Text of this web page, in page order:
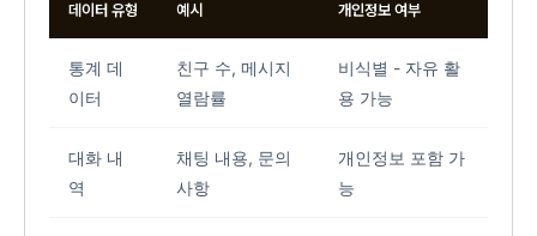
데이터 유형 예시 개인정보 여부
통계 데
이터
친구 수, 메시지
열람률
비식별 - 자유 활
용 가능
대화 내
역
채팅 내용, 문의
사항
개인정보 포함 가
능